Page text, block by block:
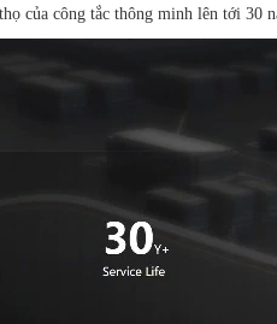
của công tắc thông minh lên tới 30